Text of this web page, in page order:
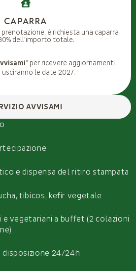
Caparra
è richiesta una caparra
dell'importo totale.
” per ricevere aggiornamenti
usciranno le date 2027.
AVVISAMI
e dispensa del ritiro stampata
tibicos, kefir vegetale
vegetariani a buffet (2 colazioni
disposizione 24/24h